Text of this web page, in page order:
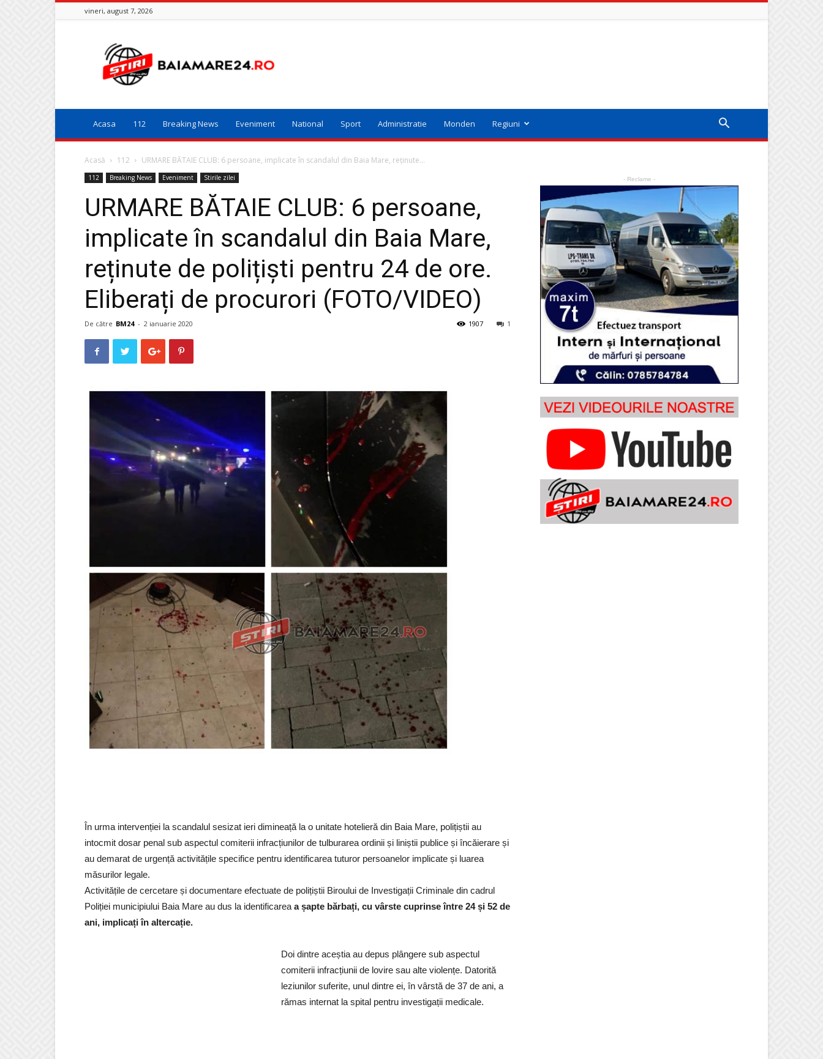
vineri, august 7, 2026
Baia
Mare
24
Acasa 112 Breaking News Eveniment National Sport Administratie Monden Regiuni
Acasă 112 URMARE BĂTAIE CLUB: 6 persoane, implicate în scandalul din Baia Mare, reținute...
112 Breaking News Eveniment Stirile zilei
URMARE BĂTAIE CLUB: 6 persoane,
implicate în scandalul din Baia Mare,
reținute de polițiști pentru 24 de ore.
Eliberați de procurori (FOTO/VIDEO)
De către BM24 - 2 ianuarie 2020 1
1907
În urma intervenției la scandalul sesizat ieri dimineață la o unitate hotelieră din Baia Mare, polițiștii au
intocmit dosar penal sub aspectul comiterii infracțiunilor de tulburarea ordinii și liniștii publice și încăierare și
au demarat de urgență activitățile specifice pentru identificarea tuturor persoanelor implicate și luarea
măsurilor legale.
Activitățile de cercetare și documentare efectuate de polițiștii Biroului de Investigații Criminale din cadrul
Poliției municipiului Baia Mare au dus la identificarea a șapte bărbați, cu vârste cuprinse între 24 și 52 de
ani, implicați în altercație.
Doi dintre aceștia au depus plângere sub aspectul
comiterii infracțiunii de lovire sau alte violențe. Datorită
leziunilor suferite, unul dintre ei, în vârstă de 37 de ani, a
rămas internat la spital pentru investigații medicale.
- Reclame -